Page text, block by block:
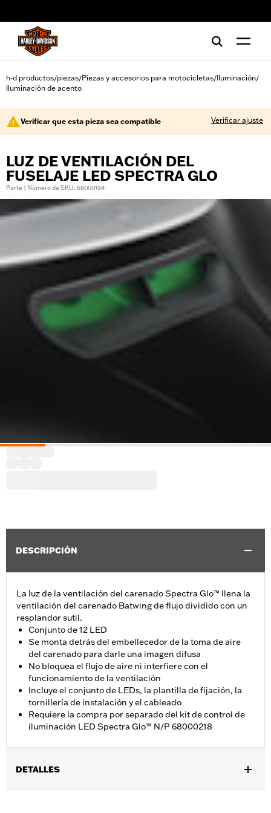
h-d productos/piezas/Piezas y accesorios para motocicletas/Iluminación/
Iluminación de acento
Verificar que esta pieza sea compatible Verificar ajuste
LUZ DE VENTILACIÓN DEL
FUSELAJE LED SPECTRA GLO
Parte | Número de SKU: 68000194
DESCRIPCIÓN
La luz de la ventilación del carenado Spectra Glo™ llena la
ventilación del carenado Batwing de flujo dividido con un
resplandor sutil.
Conjunto de 12 LED
Se monta detrás del embellecedor de la toma de aire
del carenado para darle una imagen difusa
No bloquea el flujo de aire ni interfiere con el
funcionamiento de la ventilación
Incluye el conjunto de LEDs, la plantilla de fijación, la
tornillería de instalación y el cableado
Requiere la compra por separado del kit de control de
iluminación LED Spectra Glo™ N/P 68000218
DETALLES